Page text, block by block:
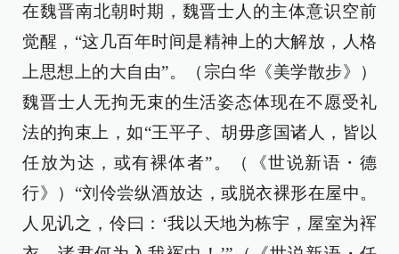
在魏晋南北朝时期，魏晋士人的主体意识空前
觉醒，“这几百年时间是精神上的大解放，人格
上思想上的大自由”。（宗白华《美学散步》）
魏晋士人无拘无束的生活姿态体现在不愿受礼
法的拘束上，如“王平子、胡毋彦国诸人，皆以
任放为达，或有裸体者”。（《世说新语・德
行》）“刘伶尝纵酒放达，或脱衣裸形在屋中。
人见讥之，伶曰：‘我以天地为栋宇，屋室为裈